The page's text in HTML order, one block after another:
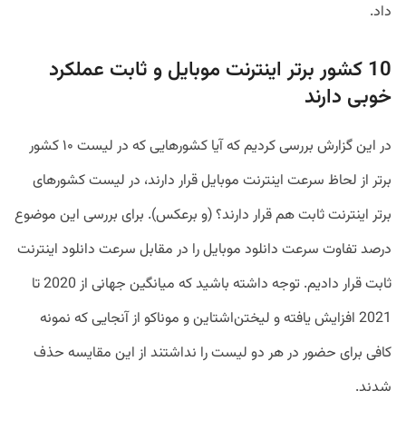
داد.
10 کشور برتر اینترنت موبایل و ثابت عملکرد
خوبی دارند
در این گزارش بررسی کردیم که آیا کشور‌هایی که در لیست ۱۰ کشور
برتر از لحاظ سرعت اینترنت موبایل قرار دارند، در لیست کشور‌های
برتر اینترنت ثابت هم قرار دارند؟ (و برعکس). برای بررسی این موضوع
درصد تفاوت سرعت دانلود موبایل را در مقابل سرعت دانلود اینترنت
ثابت قرار دادیم. توجه داشته باشید که میانگین جهانی از 2020 تا
2021 افزایش یافته و لیختن‌اشتاین و موناکو از آنجایی که نمونه
کافی برای حضور در هر دو لیست را نداشتند از این مقایسه حذف
شدند.